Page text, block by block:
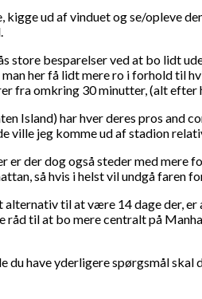
ud af vinduet og se/opleve
store besparelser ved at bo lidt
her få lidt mere ro i forhold til
fra omkring 30 minutter, (alt
Island) har hver deres pros and
ville jeg komme ud af stadion
der dog også steder med
så hvis i helst vil undgå faren
til at være 14 dage der,
råd til at bo mere centralt på
du have yderligere spørgsmål